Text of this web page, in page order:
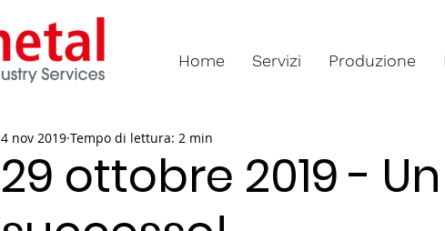
Home Servizi Produzione
29 ottobre 2019 - Un
4 nov 2019 Tempo di lettura: 2 min